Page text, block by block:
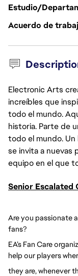
Estudio/
Acuerdo de
Electronic Arts
increíbles que
todo el mundo.
historia. Parte de
todo el mundo.
se invita a nuevas
equipo en el que
Senior Escalated
Are you passionate
fans?
EA’s Fan Care
help our players
they are, whenever